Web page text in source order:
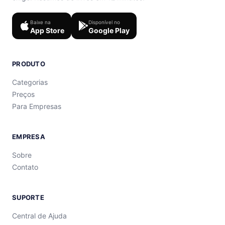
Baixe na
App Store
Disponível no
Google Play
PRODUTO
Categorias
Preços
Para Empresas
EMPRESA
Sobre
Contato
SUPORTE
Central de Ajuda